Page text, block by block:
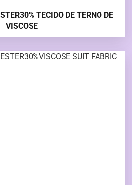
TECIDO DE TERNO DE
VISCOSE